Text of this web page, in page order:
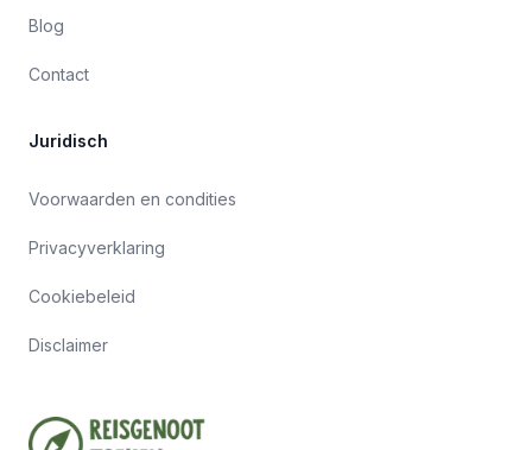
Blog
Contact
Juridisch
Voorwaarden en condities
Privacyverklaring
Cookiebeleid
Disclaimer